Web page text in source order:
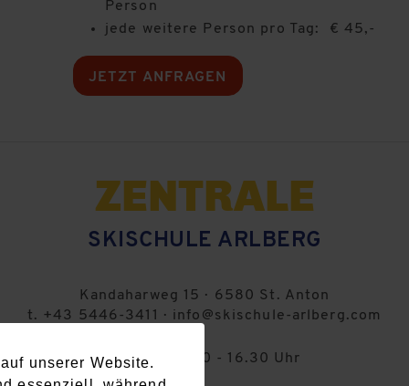
unserer Website.
Person
jede weitere Person pro Tag: € 45,-
JETZT ANFRAGEN
ZENTRALE
SKISCHULE ARLBERG
Kandaharweg 15 · 6580 St. Anton
t. +43 5446-3411 · info@skischule-arlberg.com
SO - SA: 8.30 - 16.30 Uhr